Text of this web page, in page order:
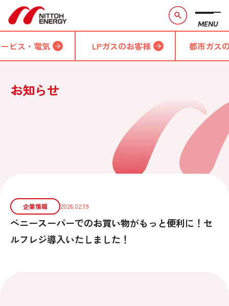
MENU
ビス・電気 LPガスのお客様 都市ガス
お知らせ
企業情報 2026.02.19
ベニースーパーでのお買い物がもっと便利に！セ
ルフレジ導入いたしました！